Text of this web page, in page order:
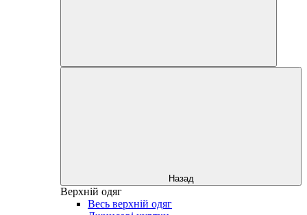
Назад
Верхній одяг
Весь верхній одяг